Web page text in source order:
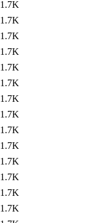
1.7K
1.7K
1.7K
1.7K
1.7K
1.7K
1.7K
1.7K
1.7K
1.7K
1.7K
1.7K
1.7K
1.7K